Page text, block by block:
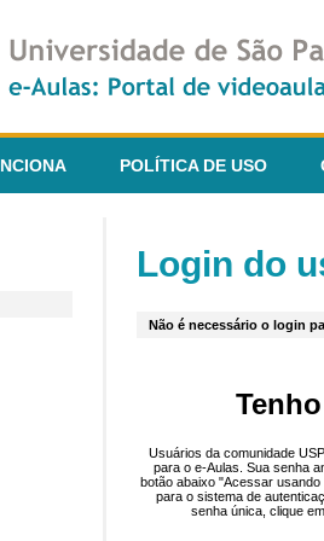
POLÍTICA DE USO
Login do
Não é necessário o login
Usuários da comunidade
para o e-Aulas. Sua senha
botão abaixo "Acessar
para o sistema de
senha única, clique